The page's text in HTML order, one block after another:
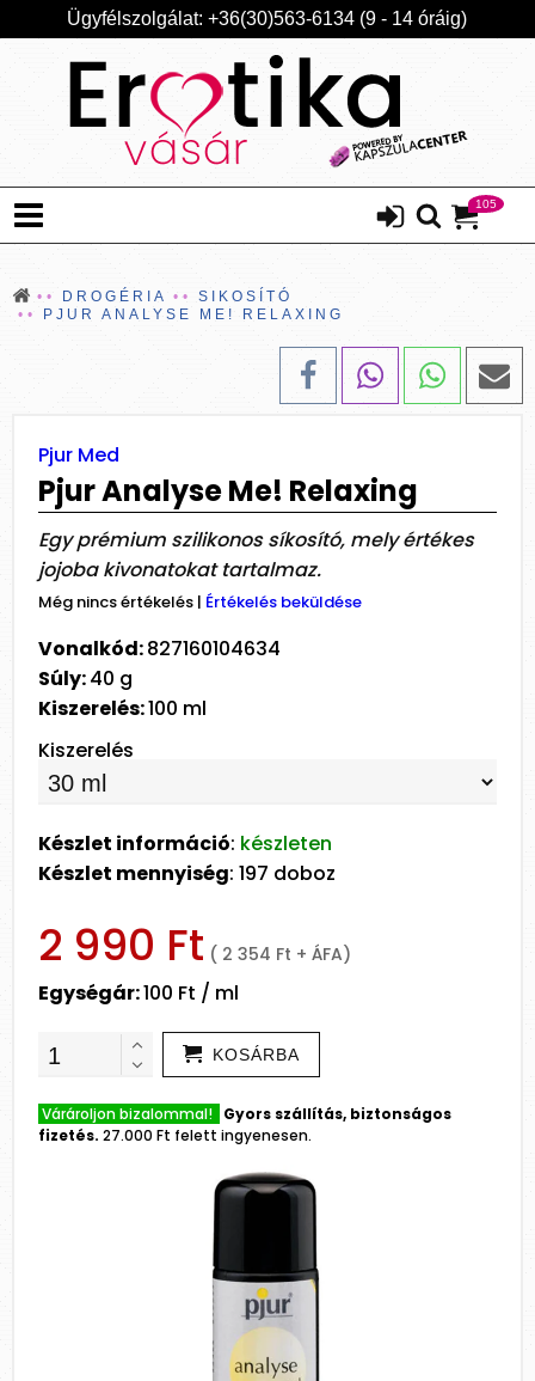
Ügyfélszolgálat: +36(30)563-6134 (9 - 14 óráig)
105
DROGÉRIA
SIKOSÍTÓ
PJUR ANALYSE ME! RELAXING
Pjur Med
Pjur Analyse Me! Relaxing
Egy prémium szilikonos síkosító, mely értékes
jojoba kivonatokat tartalmaz.
Még nincs értékelés | Értékelés beküldése
Vonalkód:827160104634
Súly:40 g
Kiszerelés:100 ml
Kiszerelés
Készlet információ: készleten
Készlet mennyiség: 197 doboz
2 990 Ft ( 2 354 Ft + ÁFA)
Egységár:100 Ft / ml
KOSÁRBA
Várároljon bizalommal! Gyors szállítás, biztonságos
fizetés. 27.000 Ft felett ingyenesen.